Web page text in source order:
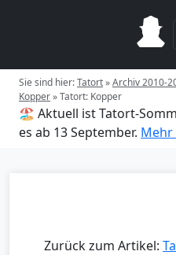
Sie sind hier:Tatort»Archiv 2010-
Kopper»Tatort: Kopper
🏖️ Aktuell ist Tatort-
es ab 13 September.
Zurück zum Artikel: